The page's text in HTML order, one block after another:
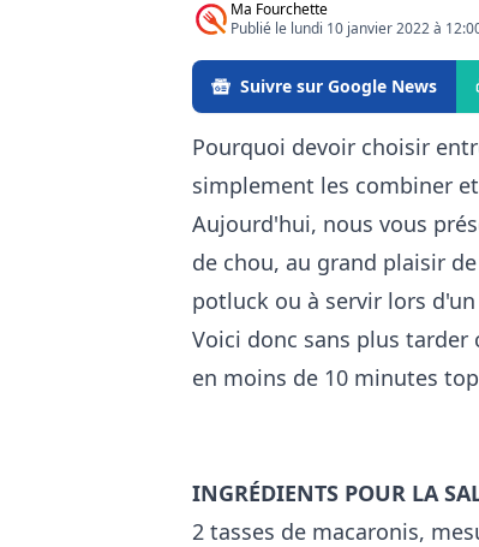
Ma Fourchette
Publié le lundi 10 janvier 2022 à
Suivre sur Google News
Pourquoi devoir choisir
simplement les combiner
Aujourd'hui, nous vous
de chou, au grand plaisir
potluck ou à servir lors
Voici donc sans plus
en moins de 10 minutes
INGRÉDIENTS POUR LA
2 tasses de macaronis,